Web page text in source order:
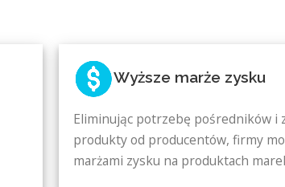
Wyższe marże zysku
Eliminując potrzebę pośredników i
produkty od producentów, firmy
marżami zysku na produktach